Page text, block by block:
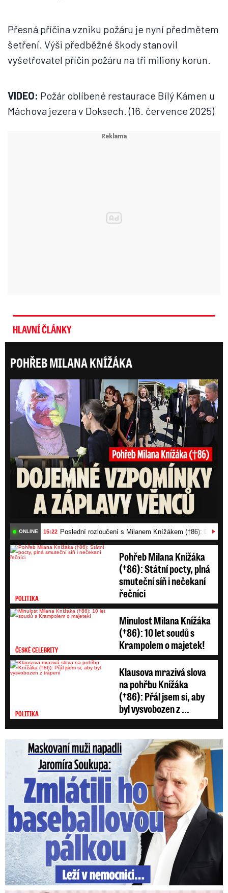
Přesná příčina vzniku požáru je nyní předmětem
šetření. Výši předběžné škody stanovil
vyšetřovatel příčin požáru na tři miliony korun.
VIDEO: Požár oblíbené restaurace Bílý Kámen u
Máchova jezera v Doksech. (16. července 2025)
HLAVNÍ ČLÁNKY
POHŘEB MILANA KNÍŽÁKA
ONLINE 15:22 Poslední rozloučení s Milanem Knížákem (†86):
POLITIKA
Pohřeb Milana Knížáka
(†86): Státní pocty, plná
smuteční síň i nečekaní
řečníci
ČESKÉ CELEBRITY
Minulost Milana Knížáka
(†86): 10 let soudů s
Krampolem o majetek!
POLITIKA
Klausova mrazivá slova
na pohřbu Knížáka
(†86): Přál jsem si, aby
byl vysvobozen z ...
Maskovaní muži napadli Jaromíra Soukupa: Krvavá nakládačka